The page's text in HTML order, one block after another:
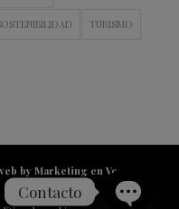
TURISMO
by Marketing en Vena
Contacto